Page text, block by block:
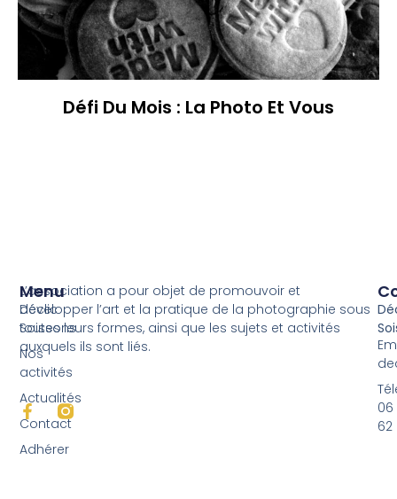
Défi Du Mois : La Photo Et Vous
L’association a pour objet de promouvoir et
développer l’art et la pratique de la photographie sous
toutes leurs formes, ainsi que les sujets et activités
auxquels ils sont liés.
Menu
Déclic
Soissons
Nos
activités
Actualités
Contact
Adhérer
06
62